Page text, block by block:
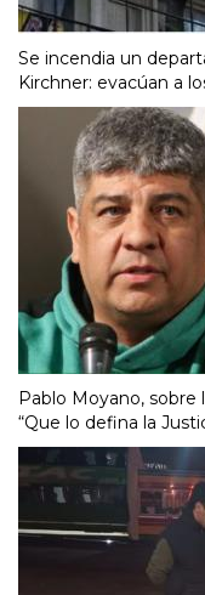
Se incendia un
Kirchner: evacúan a
Pablo Moyano,
“Que lo defina la